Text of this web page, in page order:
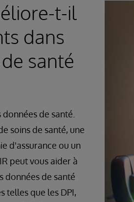
t-il
dans
santé
de santé.
soins de santé, une
d'assurance ou un
peut vous aider à
données de santé
telles que les DPI,